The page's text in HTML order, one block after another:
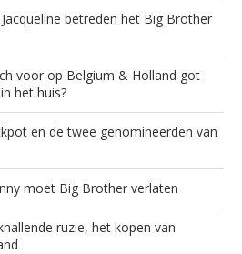
betreden het Big Brother
voor op Belgium & Holland got
het huis?
en de twee genomineerden van
moet Big Brother verlaten
ruzie, het kopen van